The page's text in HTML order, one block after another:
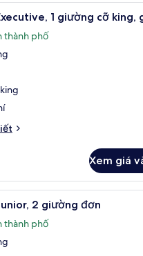
TV LCD 32-
1 giường cỡ king,
thành phố
Xem giá
Phòng Suite
2 giường đơn
thành phố